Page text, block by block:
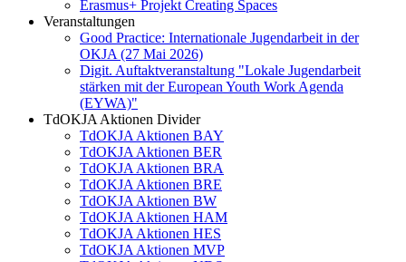
Erasmus+ Projekt Creating Spaces
Veranstaltungen
Good Practice: Internationale Jugendarbeit in der
OKJA (27 Mai 2026)
Digit. Auftaktveranstaltung "Lokale Jugendarbeit
stärken mit der European Youth Work Agenda
(EYWA)"
TdOKJA Aktionen Divider
TdOKJA Aktionen BAY
TdOKJA Aktionen BER
TdOKJA Aktionen BRA
TdOKJA Aktionen BRE
TdOKJA Aktionen BW
TdOKJA Aktionen HAM
TdOKJA Aktionen HES
TdOKJA Aktionen MVP